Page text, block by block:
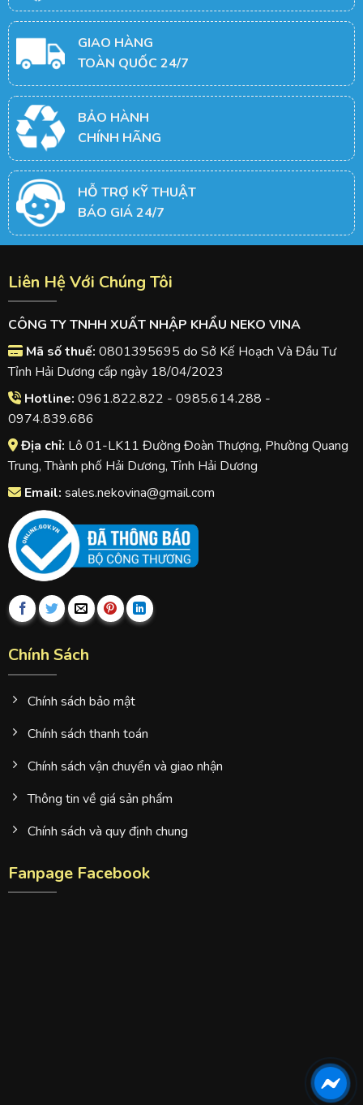
GIAO HÀNG
TOÀN QUỐC 24/7
BẢO HÀNH
CHÍNH HÃNG
HỖ TRỢ KỸ THUẬT
BÁO GIÁ 24/7
Liên Hệ Với Chúng Tôi
CÔNG TY TNHH XUẤT NHẬP KHẨU NEKO VINA
Mã số thuế: 0801395695 do Sở Kế Hoạch Và Đầu Tư
Tỉnh Hải Dương cấp ngày 18/04/2023
Hotline: 0961.822.822 - 0985.614.288 -
0974.839.686
Địa chỉ: Lô 01-LK11 Đường Đoàn Thượng, Phường Quang
Trung, Thành phố Hải Dương, Tỉnh Hải Dương
Email: sales.nekovina@gmail.com
Chính Sách
Chính sách bảo mật
Chính sách thanh toán
Chính sách vận chuyển và giao nhận
Thông tin về giá sản phẩm
Chính sách và quy định chung
Fanpage Facebook